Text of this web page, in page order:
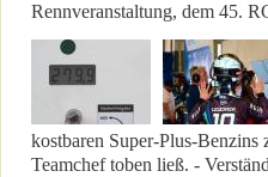
Rennveranstaltung, dem 45.
kostbaren Super-Plus-Benzins
Teamchef toben ließ. -